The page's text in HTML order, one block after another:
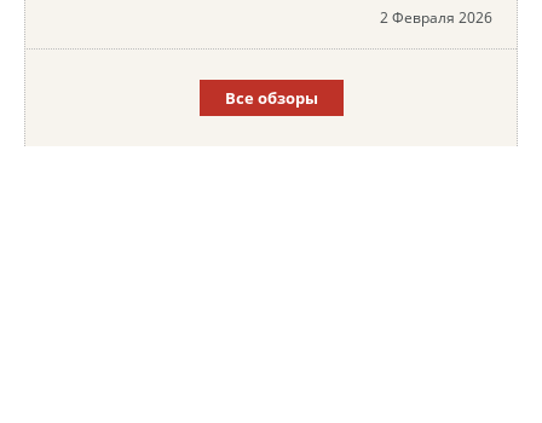
2 Февраля 2026
Все обзоры